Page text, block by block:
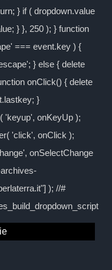
} if ( dropdown.value
} }, 250 ); } function
=== event.key ) {
} else { delete
onClick() { delete
}
'keyup', onKeyUp );
'click', onClick );
onSelectChange
); //#